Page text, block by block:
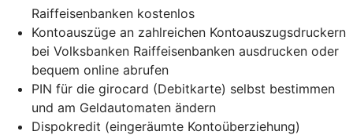
Raiffeisenbanken kostenlos
Kontoauszüge an zahlreichen Kontoauszugsdruckern
bei Volksbanken Raiffeisenbanken ausdrucken oder
bequem online abrufen
PIN für die girocard (Debitkarte) selbst bestimmen
und am Geldautomaten ändern
Dispokredit (eingeräumte Kontoüberziehung)